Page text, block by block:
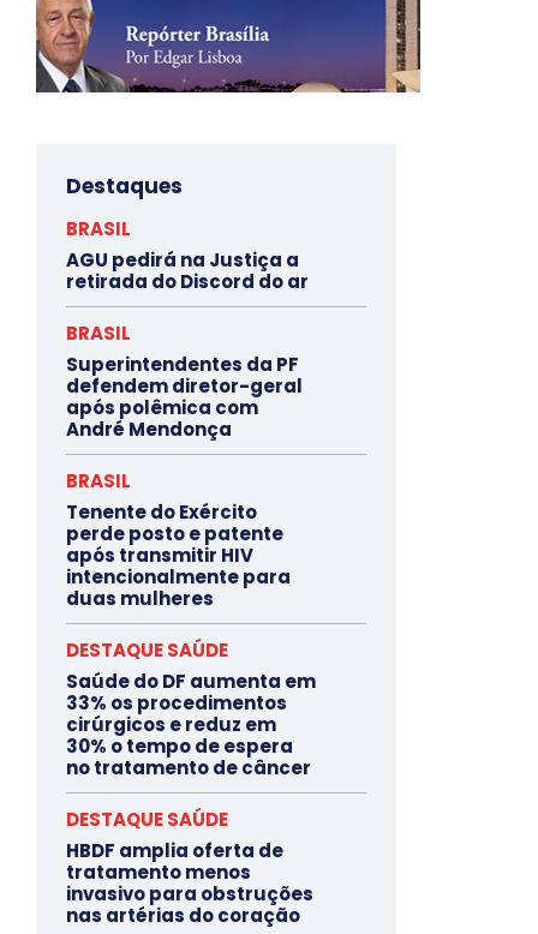
Destaques
BRASIL
AGU pedirá na Justiça a
retirada do Discord do ar
BRASIL
Superintendentes da PF
defendem diretor-geral
após polêmica com
André Mendonça
BRASIL
Tenente do Exército
perde posto e patente
após transmitir HIV
intencionalmente para
duas mulheres
DESTAQUE SAÚDE
Saúde do DF aumenta em
33% os procedimentos
cirúrgicos e reduz em
30% o tempo de espera
no tratamento de câncer
DESTAQUE SAÚDE
HBDF amplia oferta de
tratamento menos
invasivo para obstruções
nas artérias do coração